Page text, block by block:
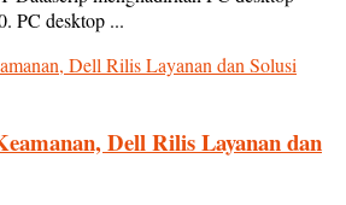
PC desktop ...
Dell Rilis Layanan dan